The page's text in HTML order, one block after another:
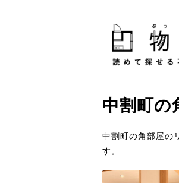
中割町の
中割町の角部屋の
す。